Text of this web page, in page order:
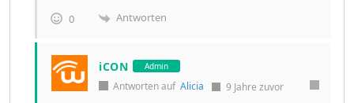
0 Antworten
iCON Admin
Antworten auf Alicia 9 Jahre zuvor